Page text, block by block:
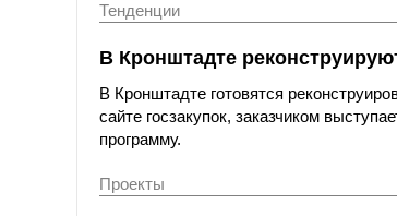
Тенденции
В Кронштадте
В Кронштадте готовятся
сайте госзакупок, заказчиком
программу.
Проекты